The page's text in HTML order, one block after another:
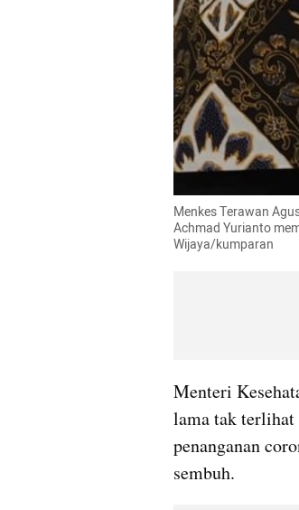
Menkes Terawan
Achmad Yurianto
Wijaya/kumparan
Menteri
lama tak terlihat
penanganan
sembuh.